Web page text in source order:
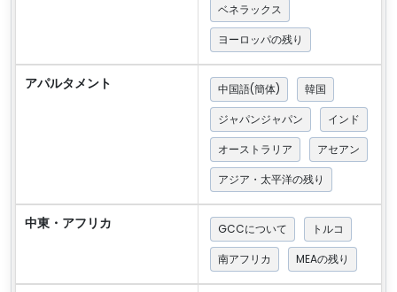
ベネラックス
ヨーロッパの残り
アパルタメント 中国語(簡体)
韓国
ジャパンジャパン
インド
オーストラリア
アセアン
アジア・太平洋の残り
中東・アフリカ GCCについて
トルコ
南アフリカ
MEAの残り